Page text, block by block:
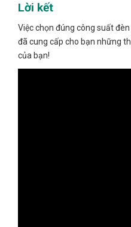
Lời kết
Việc chọn đúng công suất
đã cung cấp cho bạn những
của bạn!